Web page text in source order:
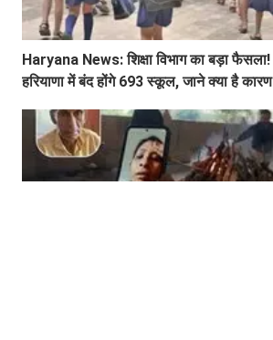
Haryana News: शिक्षा विभाग का बड़ा फैसला!
हरियाणा में बंद होंगे 693 स्कूल, जाने क्या है कारण